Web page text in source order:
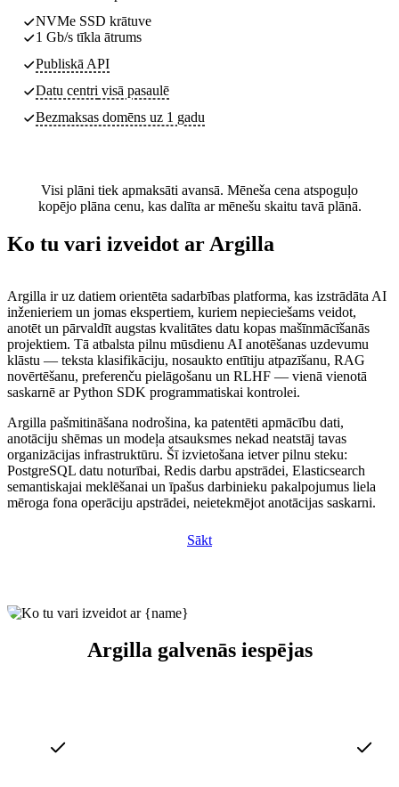
NVMe SSD krātuve
1 Gb/s tīkla ātrums
Publiskā API
Datu centri visā pasaulē
Bezmaksas domēns uz 1 gadu
Visi plāni tiek apmaksāti avansā. Mēneša cena atspoguļo
kopējo plāna cenu, kas dalīta ar mēnešu skaitu tavā plānā.
Ko tu vari izveidot ar Argilla
Argilla ir uz datiem orientēta sadarbības platforma, kas izstrādāta AI
inženieriem un jomas ekspertiem, kuriem nepieciešams veidot,
anotēt un pārvaldīt augstas kvalitātes datu kopas mašīnmācīšanās
projektiem. Tā atbalsta pilnu mūsdienu AI anotēšanas uzdevumu
klāstu — teksta klasifikāciju, nosaukto entītiju atpazīšanu, RAG
novērtēšanu, preferenču pielāgošanu un RLHF — vienā vienotā
saskarnē ar Python SDK programmatiskai kontrolei.
Argilla pašmitināšana nodrošina, ka patentēti apmācību dati,
anotāciju shēmas un modeļa atsauksmes nekad neatstāj tavas
organizācijas infrastruktūru. Šī izvietošana ietver pilnu steku:
PostgreSQL datu noturībai, Redis darbu apstrādei, Elasticsearch
semantiskajai meklēšanai un īpašus darbinieku pakalpojumus liela
mēroga fona operāciju apstrādei, neietekmējot anotācijas saskarni.
Sākt
Argilla galvenās iespējas